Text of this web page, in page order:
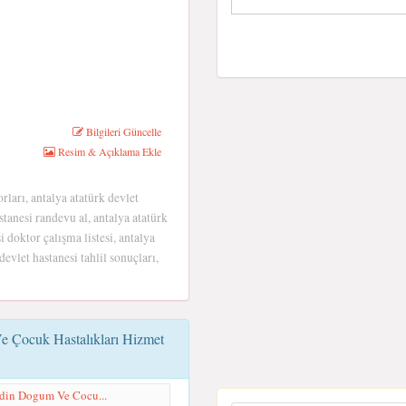
Bilgileri Güncelle
Resim & Açıklama Ekle
antalya atatürk devlet
randevu al, antalya atatürk
doktor çalışma listesi, antalya
hastanesi tahlil sonuçları,
Çocuk Hastalıkları Hizmet
Dogum Ve Cocu...